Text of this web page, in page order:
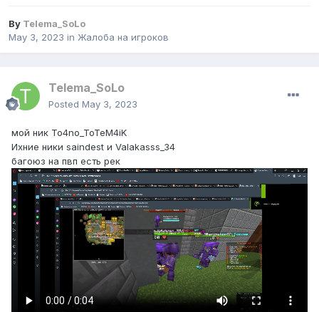
By Telema_SoLo
May 3, 2023 in Жалоба на игроков
Telema_SoLo
Posted May 3, 2023
мой ник To4no_ToTeM4iK
Ихние ники saindest и Valakasss_34
багоюз на пвп есть рек